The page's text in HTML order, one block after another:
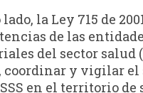
lado, la Ley 715 de
de las
del sector salud
y vigilar el
en el territorio de